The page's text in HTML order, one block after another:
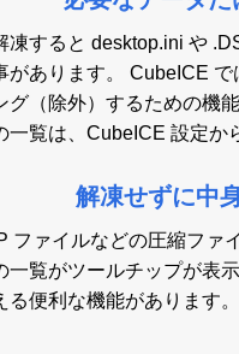
凍すると desktop.ini や
があります。 CubeICE
グ（除外）するための機
一覧は、CubeICE 設定か
解凍せずに中
ファイルなどの圧縮ファ
一覧がツールチップが表
便利な機能があります。